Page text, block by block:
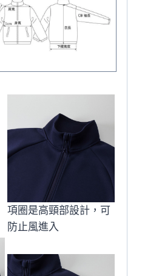
項圈是高頸部設計，可
防止風進入